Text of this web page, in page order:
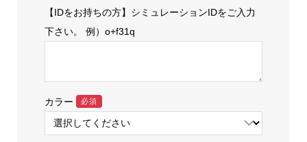
【IDをお持ちの方】シミュレーションIDをご入力
下さい。 例）o+f31q
カラー 必須